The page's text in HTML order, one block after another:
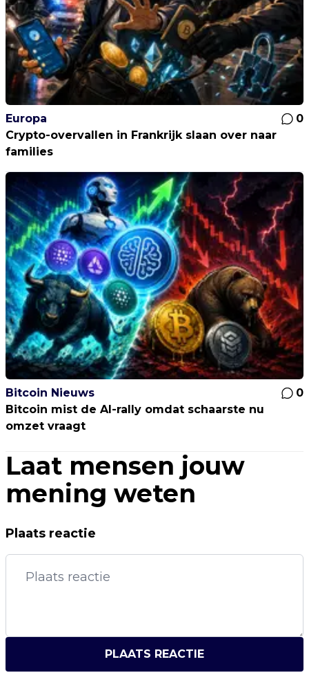
Europa
0
Crypto-overvallen in Frankrijk slaan over naar
families
Bitcoin Nieuws
0
Bitcoin mist de AI-rally omdat schaarste nu
omzet vraagt
Laat mensen jouw
mening weten
Plaats reactie
PLAATS REACTIE